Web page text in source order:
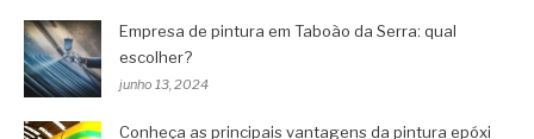
Empresa de pintura em Taboão da Serra: qual
escolher?
junho 13, 2024
Conheça as principais vantagens da pintura epóxi